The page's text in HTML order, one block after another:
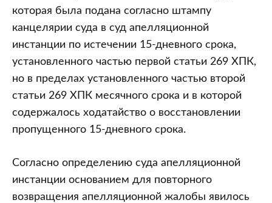
которая была подана согласно штампу
канцелярии суда в суд апелляционной
инстанции по истечении 15-дневного срока,
установленного частью первой статьи 269 ХПК,
но в пределах установленного частью второй
статьи 269 ХПК месячного срока и в которой
содержалось ходатайство о восстановлении
пропущенного 15-дневного срока.
Согласно определению суда апелляционной
инстанции основанием для повторного
возвращения апелляционной жалобы явилось